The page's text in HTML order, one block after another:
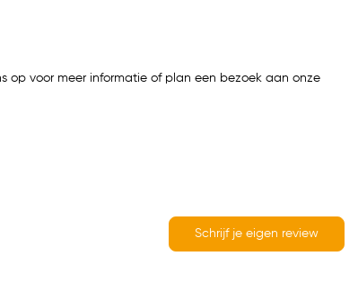
op voor meer informatie of plan een bezoek aan onze
Schrijf je eigen review